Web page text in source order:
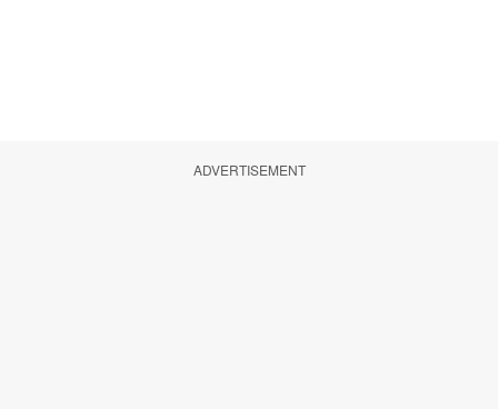
ADVERTISEMENT